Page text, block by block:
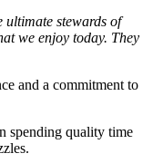
ultimate stewards of
we enjoy today. They
and a commitment to
spending quality time